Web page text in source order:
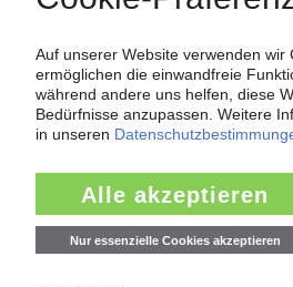
Force Majeure in der
Fragen und Antworten: Was
wenn der Lieferant nicht mehr liefert –
Themenkomplex Force Majeure, Corona
Preisentwicklung sowie Tipps für die
Jetzt lesen